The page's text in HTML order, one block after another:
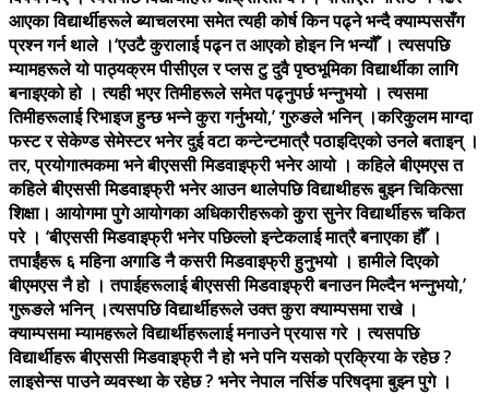
आएका विद्यार्थीहरूले ब्याचलरमा समेत त्यही कोर्ष किन पढ्ने भन्दै क्याम्पससँग
प्रश्न गर्न थाले ।‘एउटै कुरालाई पढ्न त आएको होइन नि भन्यौँ । त्यसपछि
म्यामहरूले यो पाठ्यक्रम पीसीएल र प्लस टु दुवै पृष्ठभूमिका विद्यार्थीका लागि
बनाइएको हो । त्यही भएर तिमीहरूले समेत पढ्नुपर्छ भन्नुभयो । त्यसमा
तिमीहरूलाई रिभाइज हुन्छ भन्ने कुरा गर्नुभयो,’ गुरुङले भनिन् ।करिकुलम माग्दा
फस्ट र सेकेण्ड सेमेस्टर भनेर दुई वटा कन्टेन्टमात्रै पठाइदिएको उनले बताइन् ।
तर, प्रयोगात्मकमा भने बीएससी मिडवाइफ्री भनेर आयो । कहिले बीएमएस त
कहिले बीएससी मिडवाइफ्री भनेर आउन थालेपछि विद्याथीहरू बुझ्न चिकित्सा
शिक्षा। आयोगमा पुगे आयोगका अधिकारीहरूको कुरा सुनेर विद्यार्थीहरू चकित
परे । ‘बीएससी मिडवाइफ्री भनेर पछिल्लो इन्टेकलाई मात्रै बनाएका हौँ ।
तपाईंहरू ६ महिना अगाडि नै कसरी मिडवाइफ्री हुनुभयो । हामीले दिएको
बीएमएस नै हो । तपाईहरूलाई बीएससी मिडवाइफ्री बनाउन मिल्दैन भन्नुभयो,’
गुरूङले भनिन् ।त्यसपछि विद्यार्थीहरूले उक्त कुरा क्याम्पसमा राखे ।
क्याम्पसमा म्यामहरूले विद्यार्थीहरूलाई मनाउने प्रयास गरे । त्यसपछि
विद्यार्थीहरू बीएससी मिडवाइफ्री नै हो भने पनि यसको प्रक्रिया के रहेछ ?
लाइसेन्स पाउने व्यवस्था के रहेछ ? भनेर नेपाल नर्सिङ परिषद्मा बुझ्न पुगे ।